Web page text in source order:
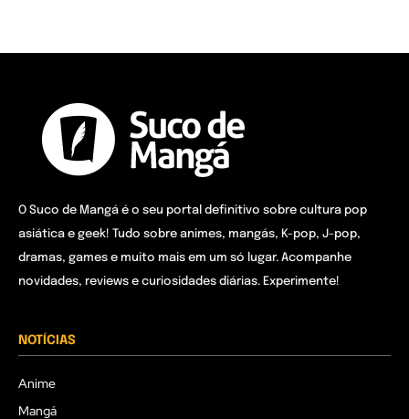
O Suco de Mangá é o seu portal definitivo sobre cultura pop
asiática e geek! Tudo sobre animes, mangás, K-pop, J-pop,
dramas, games e muito mais em um só lugar. Acompanhe
novidades, reviews e curiosidades diárias. Experimente!
NOTÍCIAS
Anime
Mangá